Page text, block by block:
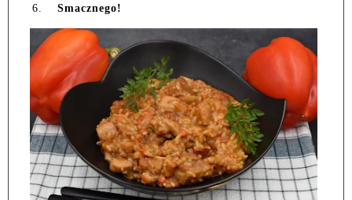
6. Smacznego!